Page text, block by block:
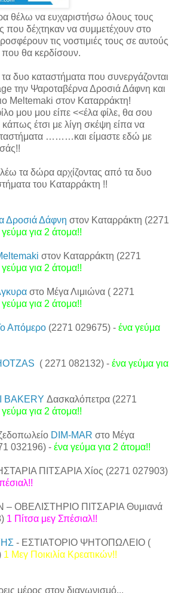
θέλω να ευχαριστήσω όλους τους
που δέχτηκαν να συμμετέχουν στο
τις νοστιμιές τους σε αυτούς
που θα κερδίσουν.
δυο καταστήματα που συνεργάζονται
την Ψαροταβέρνα Δροσιά Δάφνη και
Meltemaki στον Καταρράκτη!
μου μου είπε <<έλα φίλε, θα σου
έτσι με λίγη σκέψη είπα να
………και είμαστε εδώ με
τα δώρα αρχίζοντας από τα δυο
του Καταρράκτη !!
Δροσιά Δάφνη στον Καταρράκτη (2271
γεύμα για 2 άτομα!!
στον Καταρράκτη (2271
γεύμα για 2 άτομα!!
στο Μέγα Λιμιώνα ( 2271
γεύμα για 2 άτομα!!
Απόμερο (2271 029675) - ένα γεύμα
( 2271 082132) - ένα γεύμα για
BAKERY Δασκαλόπετρα (2271
γεύμα για 2 άτομα!!
DIM-MAR στο Μέγα
032196) - ένα γεύμα για 2 άτομα!!
ΠΙΤΣΑΡΙΑ Χίος (2271 027903)
ΟΒΕΛΙΣΤΗΡΙΟ ΠΙΤΣΑΡΙΑ Θυμιανά
1 Πίτσα μεγ Σπέσιαλ!!
- ΕΣΤΙΑΤΟΡΙΟ ΨΗΤΟΠΩΛΕΙΟ (
1 Μεγ Ποικιλία Κρεατικών!!
μέρος στον διαγωνισμό...